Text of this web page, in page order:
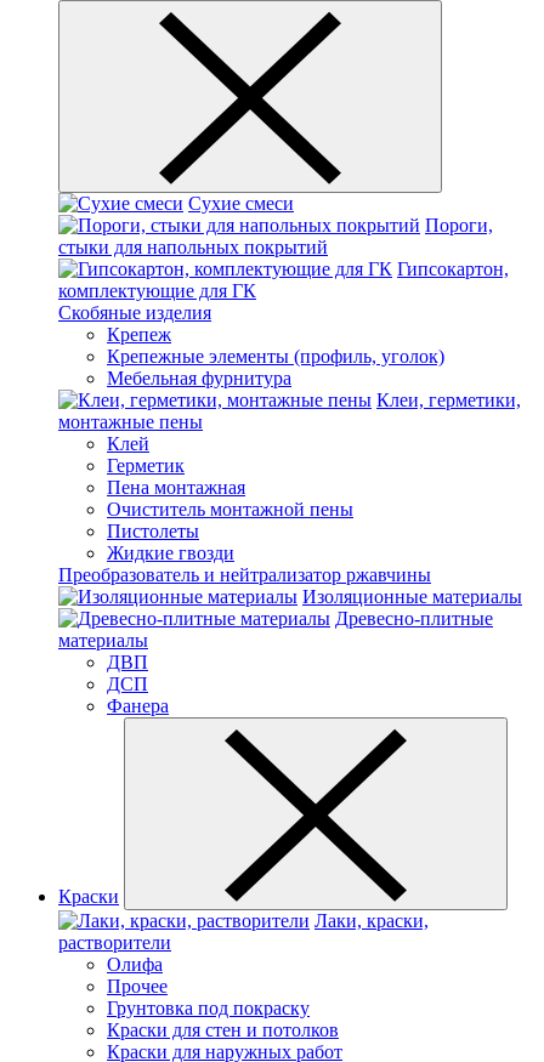
Сухие смеси
Пороги,
стыки для напольных покрытий
Гипсокартон,
комплектующие для ГК
Скобяные изделия
Крепеж
Крепежные элементы (профиль, уголок)
Мебельная фурнитура
Клеи, герметики,
монтажные пены
Клей
Герметик
Пена монтажная
Очиститель монтажной пены
Пистолеты
Жидкие гвозди
Преобразователь и нейтрализатор ржавчины
Изоляционные материалы
Древесно-плитные
материалы
ДВП
ДСП
Фанера
Краски
Лаки, краски,
растворители
Олифа
Прочее
Грунтовка под покраску
Краски для стен и потолков
Краски для наружных работ